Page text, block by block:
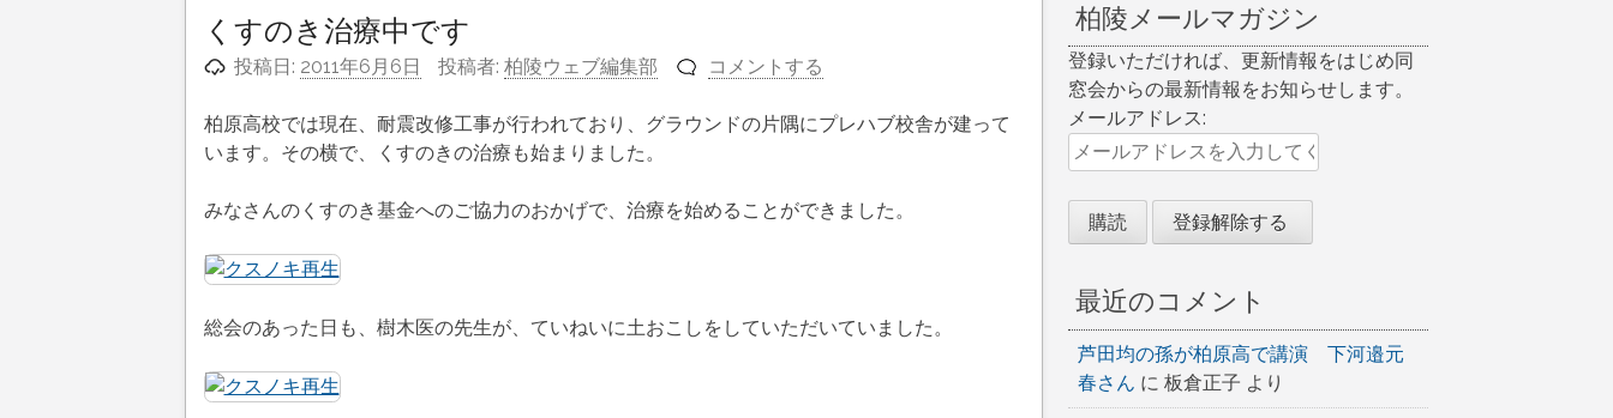
くすのき治療中です
投稿日: 2011年6月6日 投稿者:柏陵ウェブ編集部 コメントする
柏原高校では現在、耐震改修工事が行われており、グラウンドの片隅にプレハブ校舎が建って
います。その横で、くすのきの治療も始まりました。
みなさんのくすのき基金へのご協力のおかげで、治療を始めることができました。
総会のあった日も、樹木医の先生が、ていねいに土おこしをしていただいていました。
柏陵メールマガジン
登録いただければ、更新情報をはじめ同
窓会からの最新情報をお知らせします。
メールアドレス:
最近のコメント
芦田均の孫が柏原高で講演 下河邉元
春さん に 板倉正子 より